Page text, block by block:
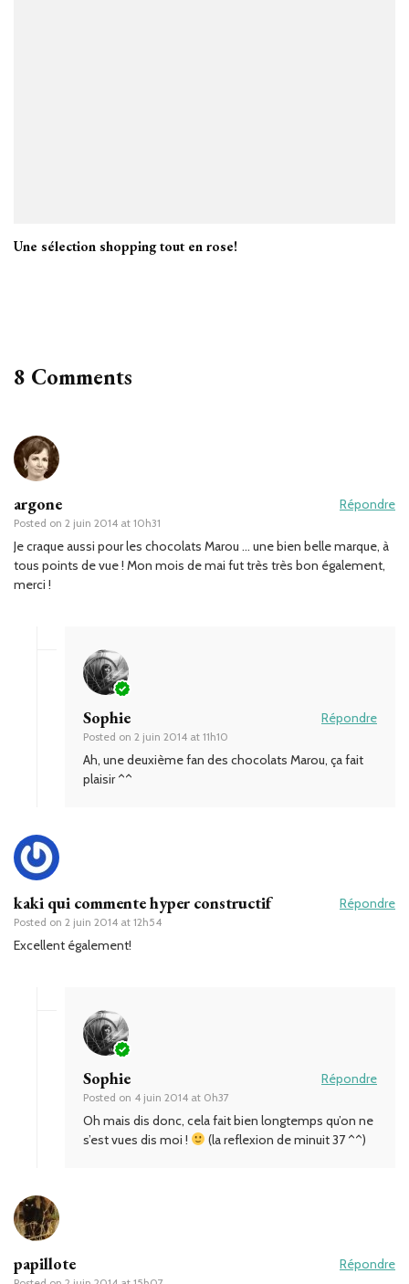
Une sélection shopping tout en rose!
8 Comments
argone
Posted on 2 juin 2014 at 10h31
Répondre
Je craque aussi pour les chocolats Marou … une bien belle marque, à
tous points de vue ! Mon mois de mai fut très très bon également,
merci !
Sophie
Posted on 2 juin 2014 at 11h10
Répondre
Ah, une deuxième fan des chocolats Marou, ça fait
plaisir ^^
kaki qui commente hyper constructif
Posted on 2 juin 2014 at 12h54
Répondre
Excellent également!
Sophie
Posted on 4 juin 2014 at 0h37
Répondre
Oh mais dis donc, cela fait bien longtemps qu’on ne
s’est vues dis moi !
(la reflexion de minuit 37 ^^)
papillote Répondre